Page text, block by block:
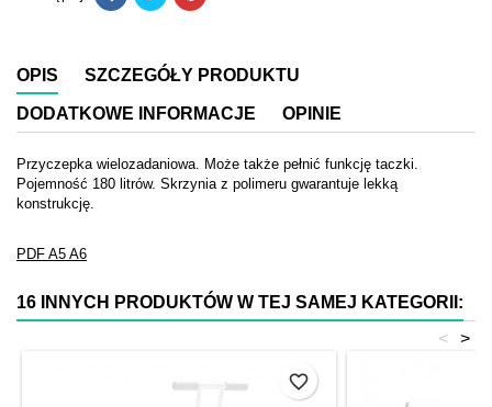
OPIS SZCZEGÓŁY PRODUKTU
DODATKOWE INFORMACJE OPINIE
Przyczepka wielozadaniowa. Może także pełnić funkcję taczki.
Pojemność 180 litrów. Skrzynia z polimeru gwarantuje lekką
konstrukcję.
PDF A5 A6
16 INNYCH PRODUKTÓW W TEJ SAMEJ KATEGORII:
>
<
favorite_border